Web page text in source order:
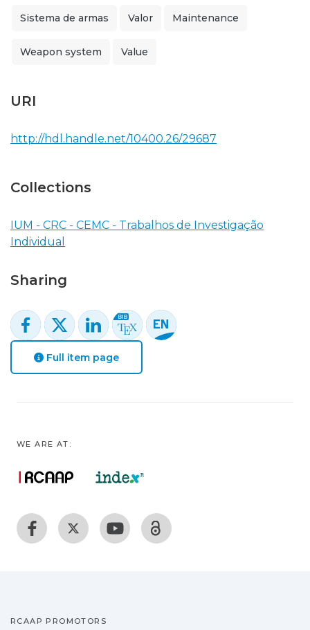
Sistema de armas Valor Maintenance
Weapon system Value
URI
http://hdl.handle.net/10400.26/29687
Collections
IUM - CRC - CEMC - Trabalhos de Investigação
Individual
Sharing
Full item page
WE ARE AT:
RCAAP PROMOTORS